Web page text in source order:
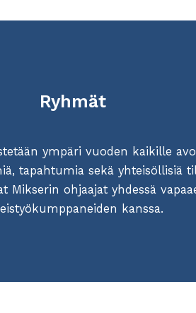
Ryhmät
ympäri vuoden kaikille
tapahtumia sekä yhteisöllisiä
Mikserin ohjaajat yhdessä
kanssa.